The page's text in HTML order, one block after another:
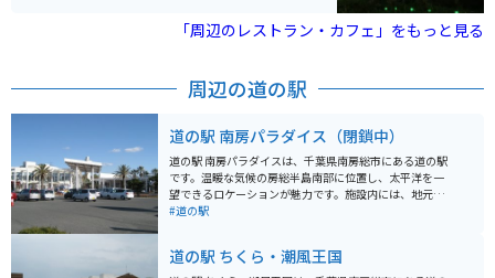
「周辺のレストラン・カフェ」をもっと見る
周辺の道の駅
道の駅 南房パラダイス（閉鎖中）
道の駅 南房パラダイスは、千葉県南房総市にある道の駅
です。温暖な気候の房総半島南部に位置し、太平洋を一
望できるロケーションが魅力です。施設内には、地元産
の新鮮な魚介類を販売する市場や、房総半島の特産品を
周辺には、海岸線沿いの絶景ロードが続くため、ツーリ
#道の駅
道の駅 ちくら・潮風王国